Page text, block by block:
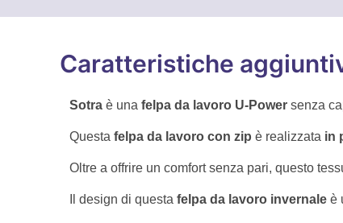
Caratteristiche
Sotraè una felpa da lavoro U-Powersenza
Questa felpa da lavoro con zip è realizzata in
Oltre a offrire un comfort senza pari, questo
Il design di questa felpa da lavoro invernaleè